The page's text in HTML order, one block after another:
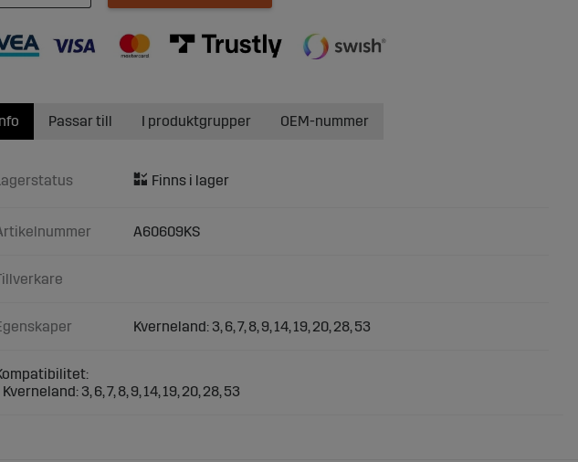
A60609KS
Kverneland: 3, 6, 7, 8, 9, 14, 19, 20, 28, 53
3, 6, 7, 8, 9, 14, 19, 20, 28, 53
Passar till I produktgrupper OEM-nummer